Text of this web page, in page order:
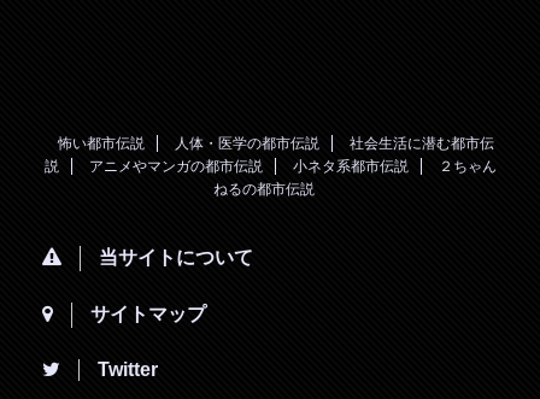
怖い都市伝説 人体・医学の都市伝説
社会生活に潜む都市伝
説
アニメやマンガの都市伝説 小ネタ系都市伝説
２ちゃん
ねるの都市伝説
当サイトについて
サイトマップ
Twitter